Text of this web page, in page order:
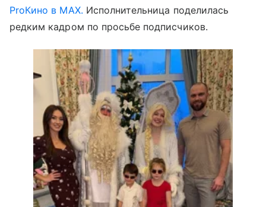
ProКино в MAX. Исполнительница поделилась
редким кадром по просьбе подписчиков.